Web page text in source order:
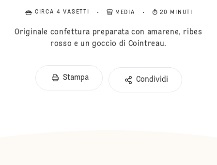
CIRCA 4 VASETTI MEDIA 20 MINUTI
Originale confettura preparata con amarene, ribes
rosso e un goccio di Cointreau.
Stampa Condividi